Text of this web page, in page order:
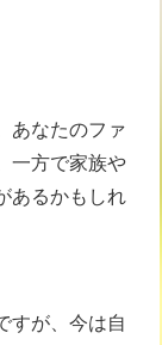
あなたのファ
一方で家族や
あるかもしれ
すが、今は自